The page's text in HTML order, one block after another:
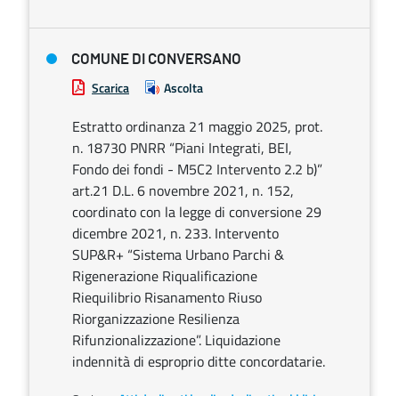
COMUNE DI CONVERSANO
Scarica Ascolta
Estratto ordinanza 21 maggio 2025, prot.
n. 18730 PNRR “Piani Integrati, BEI,
Fondo dei fondi - M5C2 Intervento 2.2 b)”
art.21 D.L. 6 novembre 2021, n. 152,
coordinato con la legge di conversione 29
dicembre 2021, n. 233. Intervento
SUP&R+ “Sistema Urbano Parchi &
Rigenerazione Riqualificazione
Riequilibrio Risanamento Riuso
Riorganizzazione Resilienza
Rifunzionalizzazione”. Liquidazione
indennità di esproprio ditte concordatarie.